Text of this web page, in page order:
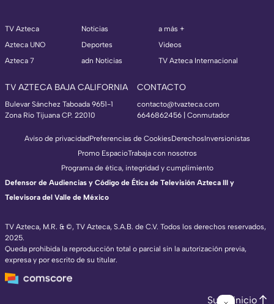
TV Azteca
Azteca UNO
Azteca 7
Noticias
Deportes
adn Noticias
a más +
Videos
TV Azteca Internacional
TV AZTECA BAJA CALIFORNIA
Bulevar Sánchez Taboada 9651-1
Zona Río Tijuana CP. 22010
CONTACTO
contacto@tvazteca.com
6646862456 | Conmutador
TV Azteca, M.R. & ©, TV Azteca, S.A.B. de C.V. Todos los derechos reservados,
2025.
Queda prohibida la reproducción total o parcial sin la autorización previa,
expresa y por escrito de su titular.
Aviso de privacidadPreferencias de CookiesDerechosInversionistas
Promo EspacioTrabaja con nosotros
Programa de ética, integridad y cumplimiento
Defensor de Audiencias y Código de Ética de Televisión Azteca III y
Televisora del Valle de México
Subir inicio